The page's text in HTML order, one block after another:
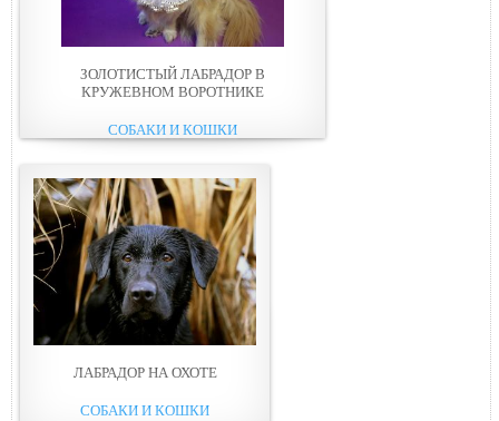
ЗОЛОТИСТЫЙ ЛАБРАДОР В
КРУЖЕВНОМ ВОРОТНИКЕ
СОБАКИ И КОШКИ
ЛАБРАДОР НА ОХОТЕ
СОБАКИ И КОШКИ